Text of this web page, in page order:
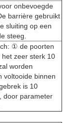
onbevoegde
barrière gebruikt
sluiting op een
steeg.
① de poorten
zeer sterk 10
worden
voltooide binnen
is 10
door parameter